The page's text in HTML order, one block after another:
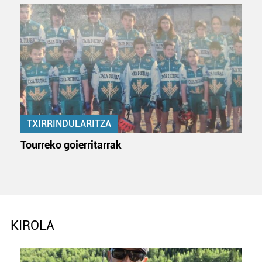
TXIRRINDULARITZA
Tourreko goierritarrak
KIROLA